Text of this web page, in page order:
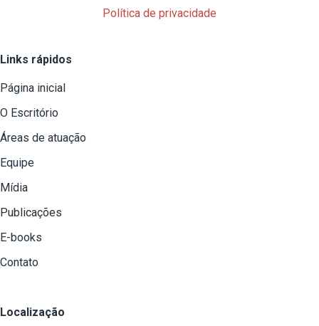
Política de privacidade
Links rápidos
Página inicial
O Escritório
Áreas de atuação
Equipe
Mídia
Publicações
E-books
Contato
Localização